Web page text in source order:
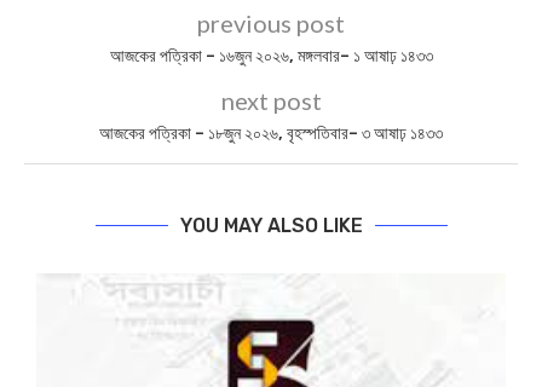
previous post
আজকের পত্রিকা – ১৬জুন ২০২৬, মঙ্গলবার– ১ আষাঢ় ১৪৩৩
next post
আজকের পত্রিকা – ১৮জুন ২০২৬, বৃহস্পতিবার– ৩ আষাঢ় ১৪৩৩
YOU MAY ALSO LIKE